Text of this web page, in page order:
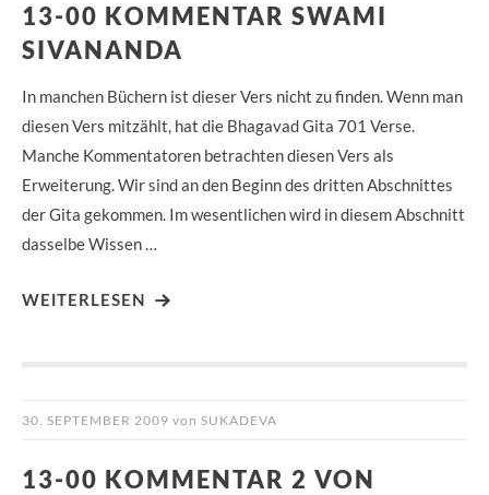
13-00 KOMMENTAR SWAMI
SIVANANDA
In manchen Büchern ist dieser Vers nicht zu finden. Wenn man
diesen Vers mitzählt, hat die Bhagavad Gita 701 Verse.
Manche Kommentatoren betrachten diesen Vers als
Erweiterung. Wir sind an den Beginn des dritten Abschnittes
der Gita gekommen. Im wesentlichen wird in diesem Abschnitt
dasselbe Wissen …
WEITERLESEN
30. SEPTEMBER 2009 von SUKADEVA
13-00 KOMMENTAR 2 VON